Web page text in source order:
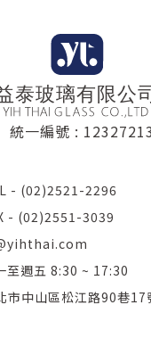
統一編號 : 12327213
- (02)2521-2296
- (02)2551-3039
至週五 8:30 ~ 17:30
市中山區松江路90巷17